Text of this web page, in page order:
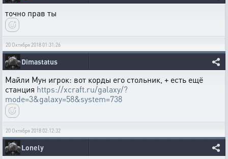
точно прав ты
20 Октября 2018 01:31:26
Dimastatus
Майли Мун игрок: вот корды его стольник, + есть ещё
станция https://xcraft.ru/galaxy/?
mode=3&galaxy=58&system=738
20 Октября 2018 02:12:32
Lonely